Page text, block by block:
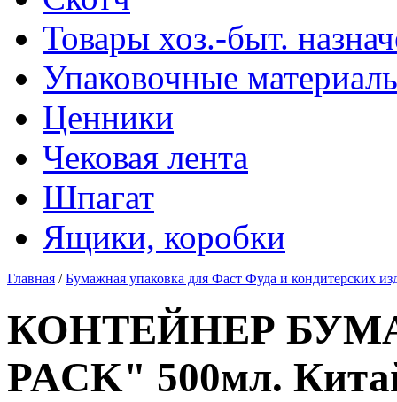
Товары хоз.-быт.
Упаковочные
Ценники
Чековая лента
Шпагат
Ящики, коробки
Главная /Бумажная упаковка для Фаст Фуда и кондитерских
КОНТЕЙНЕР
PACK" 500мл.